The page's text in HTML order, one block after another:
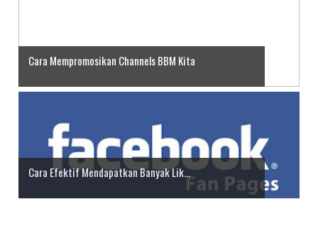
Cara Mempromosikan Channels BBM Kita
Cara Efektif Mendapatkan Banyak Lik...